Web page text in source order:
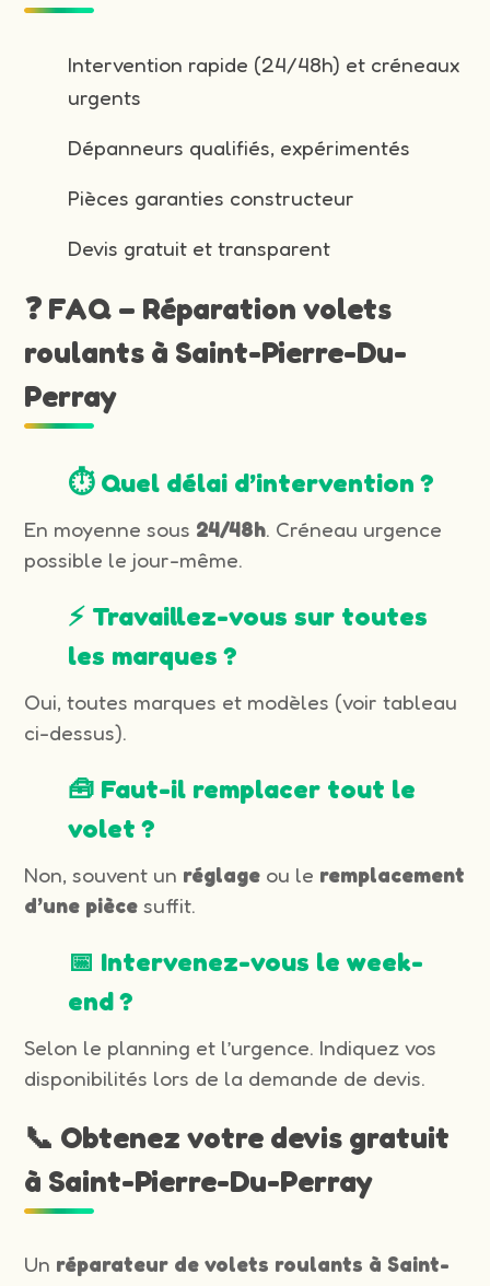
Intervention rapide (24/48h) et créneaux
urgents
Dépanneurs qualifiés, expérimentés
Pièces garanties constructeur
Devis gratuit et transparent
❓ FAQ – Réparation volets
roulants à Saint-Pierre-Du-
Perray
⏱️ Quel délai d’intervention ?
En moyenne sous 24/48h. Créneau urgence
possible le jour-même.
⚡ Travaillez-vous sur toutes
les marques ?
Oui, toutes marques et modèles (voir tableau
ci-dessus).
🧰 Faut-il remplacer tout le
volet ?
Non, souvent un réglage ou le remplacement
d’une pièce suffit.
📅 Intervenez-vous le week-
end ?
Selon le planning et l’urgence. Indiquez vos
disponibilités lors de la demande de devis.
📞 Obtenez votre devis gratuit
à Saint-Pierre-Du-Perray
Un réparateur de volets roulants à Saint-